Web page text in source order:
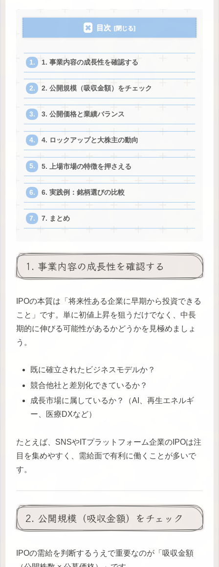
目次
1. 事業内容の成長性を確認する
2. 公開規模（吸収金額）をチェック
3. 公開価格と業績バランス
4. ロックアップと大株主の動向
5. 上場市場の特徴を押さえる
6. 実践例：銘柄選びの比較
7. まとめ
1. 事業内容の成長性を確認する
IPOの本質は「将来性ある企業に早期から投資できる
こと」です。単に初値上昇を狙うだけでなく、中長
期的に伸びる可能性があるかどうかを見極めましょ
う。
既に確立されたビジネスモデルか？
競合他社と差別化できているか？
成長市場に属しているか？（AI、再生エネルギ
ー、医療DXなど）
たとえば、SNSやITプラットフォーム企業のIPOは注
目を集めやすく、需給面で有利に働くことが多いで
す。
2. 公開規模（吸収金額）をチェック
IPOの需給を判断するうえで重要なのが「吸収金額